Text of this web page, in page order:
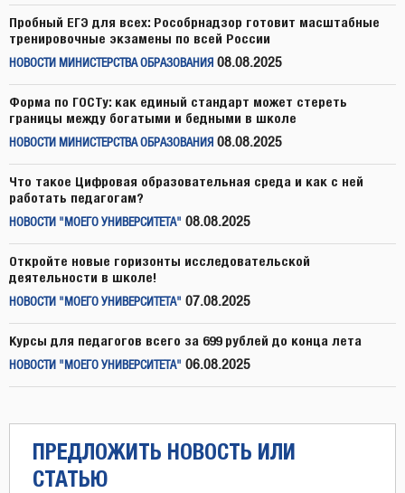
Пробный ЕГЭ для всех: Рособрнадзор готовит масштабные
тренировочные экзамены по всей России
НОВОСТИ МИНИСТЕРСТВА ОБРАЗОВАНИЯ 08.08.2025
Форма по ГОСТу: как единый стандарт может стереть
границы между богатыми и бедными в школе
НОВОСТИ МИНИСТЕРСТВА ОБРАЗОВАНИЯ 08.08.2025
Что такое Цифровая образовательная среда и как с ней
работать педагогам?
НОВОСТИ "МОЕГО УНИВЕРСИТЕТА" 08.08.2025
Откройте новые горизонты исследовательской
деятельности в школе!
НОВОСТИ "МОЕГО УНИВЕРСИТЕТА" 07.08.2025
Курсы для педагогов всего за 699 рублей до конца лета
НОВОСТИ "МОЕГО УНИВЕРСИТЕТА" 06.08.2025
ПРЕДЛОЖИТЬ НОВОСТЬ ИЛИ
СТАТЬЮ